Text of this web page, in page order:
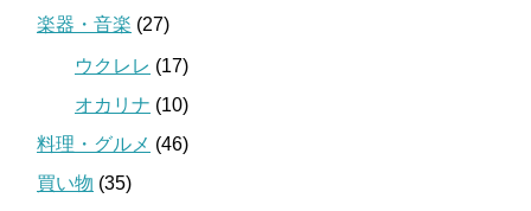
楽器・音楽 (27)
ウクレレ (17)
オカリナ (10)
料理・グルメ (46)
買い物 (35)